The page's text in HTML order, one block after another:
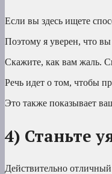
Если вы здесь ищете
Поэтому я уверен, что
Скажите, как вам жаль.
Речь идет о том, чтобы
Это также показывает
4) Станьте
Действительно